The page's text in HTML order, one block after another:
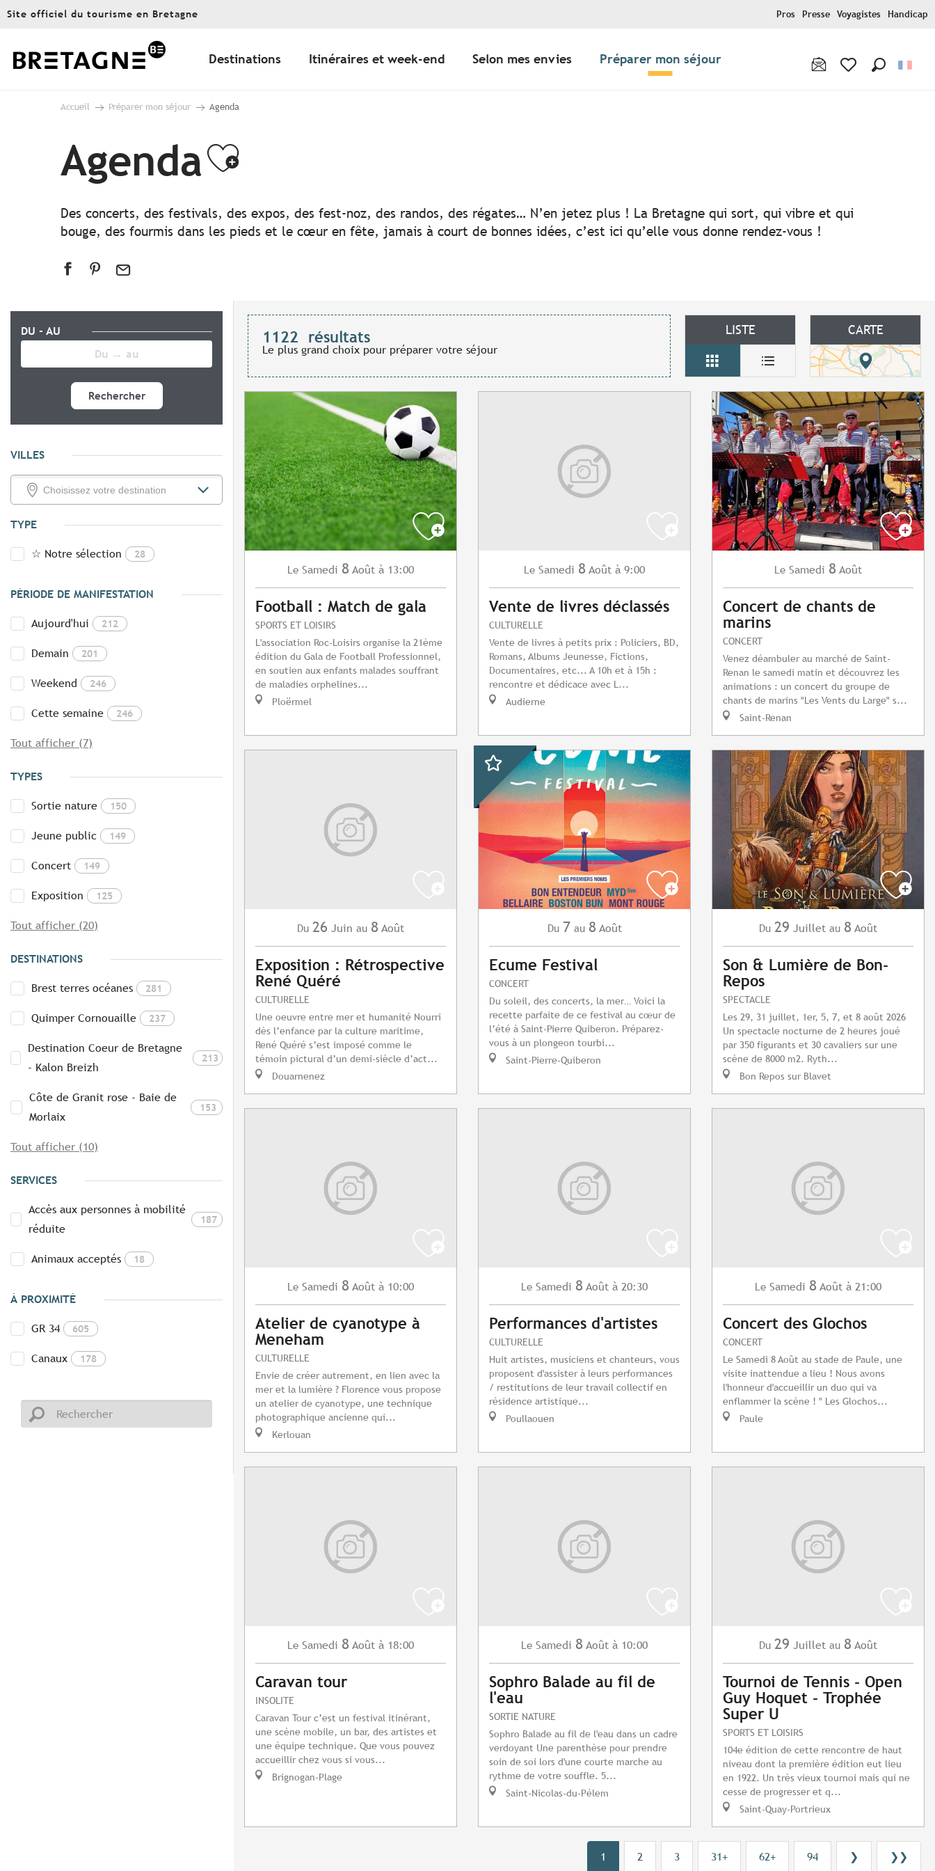
Aller
principal
Site officiel du tourisme en Bretagne Pros Presse Voyagistes Handicap
Destinations Itinéraires et week-end Selon mes envies Préparer mon séjour
Accueil Préparer mon séjour Agenda
AgendaAjouter aux favoris
Des concerts, des festivals, des expos, des fest-noz, des randos, des régates… N’en jetez plus ! La Bretagne qui sort, qui vibre et qui
bouge, des fourmis dans les pieds et le cœur en fête, jamais à court de bonnes idées, c’est ici qu’elle vous donne rendez-vous !
DU - AU
Rechercher
VILLES
TYPE
☆ Notre sélection 28
PÉRIODE DE MANIFESTATION
Aujourd'hui 212
Demain 201
Weekend 246
Cette semaine 246
Tout afficher (7)
TYPES
Sortie nature 150
Jeune public 149
Concert 149
Exposition 125
Tout afficher (20)
DESTINATIONS
Brest terres océanes 281
Quimper Cornouaille 237
Destination Coeur de Bretagne
- Kalon Breizh
213
Côte de Granit rose - Baie de
Morlaix
153
Tout afficher (10)
SERVICES
Accès aux personnes à mobilité
réduite
187
Animaux acceptés 18
À PROXIMITÉ
GR 34 605
Canaux 178
1122 résultats
Le plus grand choix pour préparer votre séjour
LISTE CARTE
Le Samedi 8 Août à 13:00
Football : Match de gala
SPORTS ET LOISIRS
L'association Roc-Loisirs organise la 21ème
édition du Gala de Football Professionnel,
en soutien aux enfants malades souffrant
de maladies orphelines...
Ploërmel
Le Samedi 8 Août à 9:00
Vente de livres déclassés
CULTURELLE
Vente de livres à petits prix : Policiers, BD,
Romans, Albums Jeunesse, Fictions,
Documentaires, etc... A 10h et à 15h :
rencontre et dédicace avec L...
Audierne
Le Samedi 8 Août
Concert de chants de
marins
CONCERT
Venez déambuler au marché de Saint-
Renan le samedi matin et découvrez les
animations : un concert du groupe de
chants de marins "Les Vents du Large" s...
Saint-Renan
Du 26 Juin au 8 Août
Exposition : Rétrospective
René Quéré
CULTURELLE
Une oeuvre entre mer et humanité Nourri
dès l’enfance par la culture maritime,
René Quéré s’est imposé comme le
témoin pictural d’un demi-siècle d’act...
Douarnenez
Du 7 au 8 Août
Ecume Festival
CONCERT
Du soleil, des concerts, la mer… Voici la
recette parfaite de ce festival au cœur de
l’été à Saint-Pierre Quiberon. Préparez-
vous à un plongeon tourbi...
Saint-Pierre-Quiberon
Du 29 Juillet au 8 Août
Son & Lumière de Bon-
Repos
SPECTACLE
Les 29, 31 juillet, 1er, 5, 7, et 8 août 2026
Un spectacle nocturne de 2 heures joué
par 350 figurants et 30 cavaliers sur une
scène de 8000 m2. Ryth...
Bon Repos sur Blavet
Le Samedi 8 Août à 10:00
Atelier de cyanotype à
Meneham
CULTURELLE
Envie de créer autrement, en lien avec la
mer et la lumière ? Florence vous propose
un atelier de cyanotype, une technique
photographique ancienne qui...
Kerlouan
Le Samedi 8 Août à 20:30
Performances d'artistes
CULTURELLE
Huit artistes, musiciens et chanteurs, vous
proposent d'assister à leurs performances
/ restitutions de leur travail collectif en
résidence artistique...
Poullaouen
Le Samedi 8 Août à 21:00
Concert des Glochos
CONCERT
Le Samedi 8 Août au stade de Paule, une
visite inattendue a lieu ! Nous avons
l'honneur d'accueillir un duo qui va
enflammer la scène ! " Les Glochos...
Paule
Le Samedi 8 Août à 18:00
Caravan tour
INSOLITE
Caravan Tour c’est un festival itinérant,
une scène mobile, un bar, des artistes et
une équipe technique. Que vous pouvez
accueillir chez vous si vous...
Brignogan-Plage
Le Samedi 8 Août à 10:00
Sophro Balade au fil de
l'eau
SORTIE NATURE
Sophro Balade au fil de l'eau dans un cadre
verdoyant Une parenthèse pour prendre
soin de soi lors d'une courte marche au
rythme de votre souffle. 5...
Saint-Nicolas-du-Pélem
Du 29 Juillet au 8 Août
Tournoi de Tennis - Open
Guy Hoquet - Trophée
Super U
SPORTS ET LOISIRS
104e édition de cette rencontre de haut
niveau dont la première édition eut lieu
en 1922. Un très vieux tournoi mais qui ne
cesse de progresser et q...
Saint-Quay-Portrieux
1 2 3 31+ 62+ 94 ❯ ❯❯